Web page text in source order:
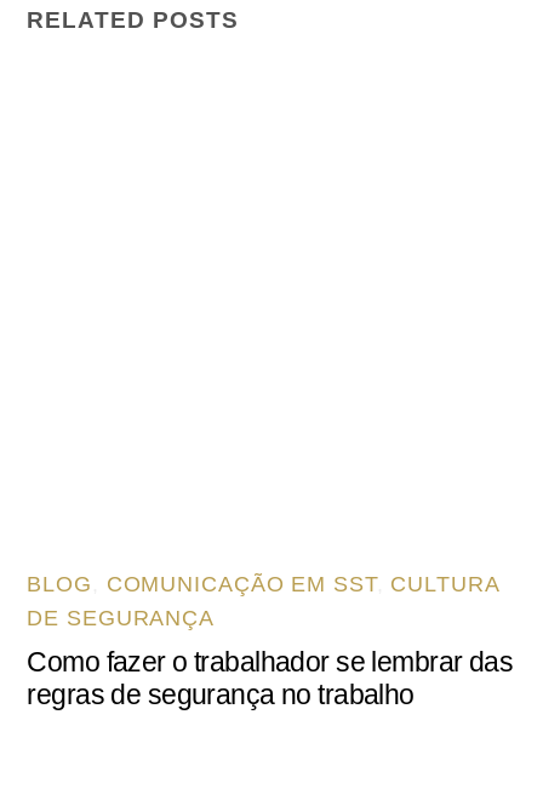
RELATED POSTS
BLOG COMUNICAÇÃO EM SST, CULTURA
DE SEGURANÇA
Como fazer o trabalhador se lembrar das
regras de segurança no trabalho